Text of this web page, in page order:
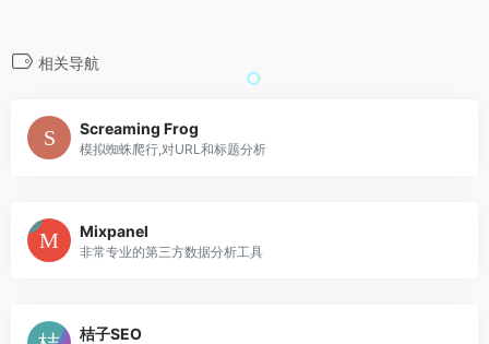
相关导航
Screaming Frog
模拟蜘蛛爬行,对URL和标题分析
Mixpanel
非常专业的第三方数据分析工具
桔子SEO